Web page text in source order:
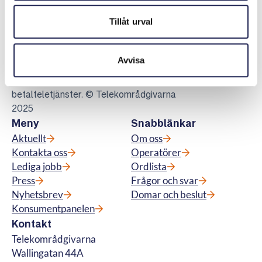
Tillåt urval
Avvisa
Telekområdgivarna
Telekområdgivarna ger opartisk och
abonnemang för tv, telefoni, bredband samt
för fiberanslutning och vi hanterar
betalteletjänster. © Telekområdgivarna
2025
Meny
Aktuellt
Kontakta oss
Lediga jobb
Press
Nyhetsbrev
Konsumentpanelen
Snabblänkar
Om oss
Operatörer
Ordlista
Frågor och svar
Domar och beslut
Kontakt
Telekområdgivarna
Wallingatan 44A